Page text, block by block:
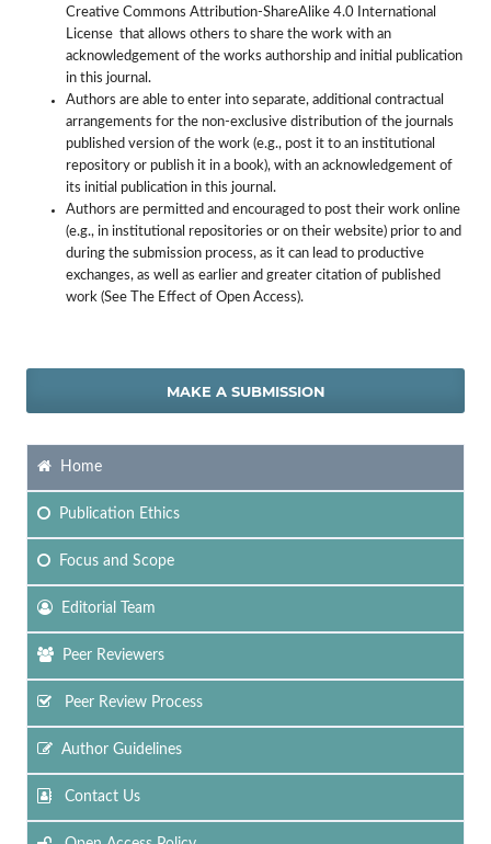
Creative Commons Attribution-ShareAlike 4.0 International
License that allows others to share the work with an
acknowledgement of the works authorship and initial publication
in this journal.
Authors are able to enter into separate, additional contractual
arrangements for the non-exclusive distribution of the journals
published version of the work (e.g., post it to an institutional
repository or publish it in a book), with an acknowledgement of
its initial publication in this journal.
Authors are permitted and encouraged to post their work online
(e.g., in institutional repositories or on their website) prior to and
during the submission process, as it can lead to productive
exchanges, as well as earlier and greater citation of published
work (See The Effect of Open Access).
MAKE A SUBMISSION
Home
Publication Ethics
Focusand Scope
Editorial Team
Peer Reviewers
Peer Review Process
Author Guidelines
Contact Us